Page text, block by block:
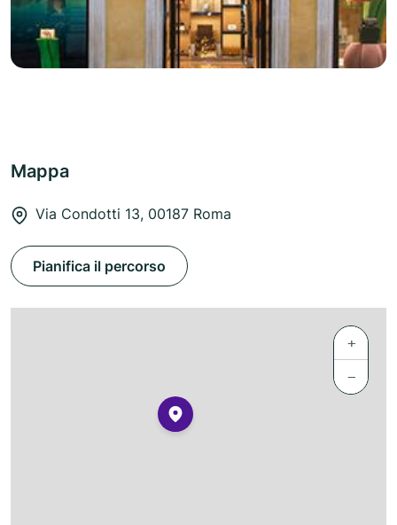
Mappa
Via Condotti 13, 00187 Roma
Pianifica il percorso
+
−